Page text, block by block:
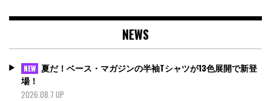
NEWS
NEW 夏だ！ベース・マガジンの半袖Tシャツが13色展開で新登
場！
2026.08.7 UP